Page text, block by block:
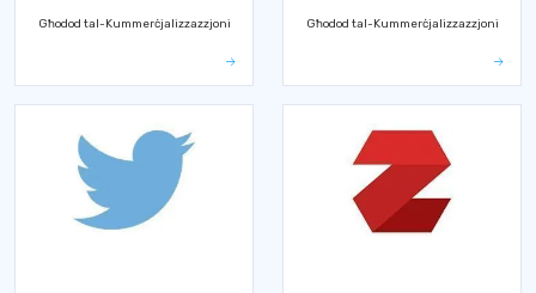
Għodod tal-Kummerċjalizzazzjoni Għodod tal-Kummerċjalizzazzjoni